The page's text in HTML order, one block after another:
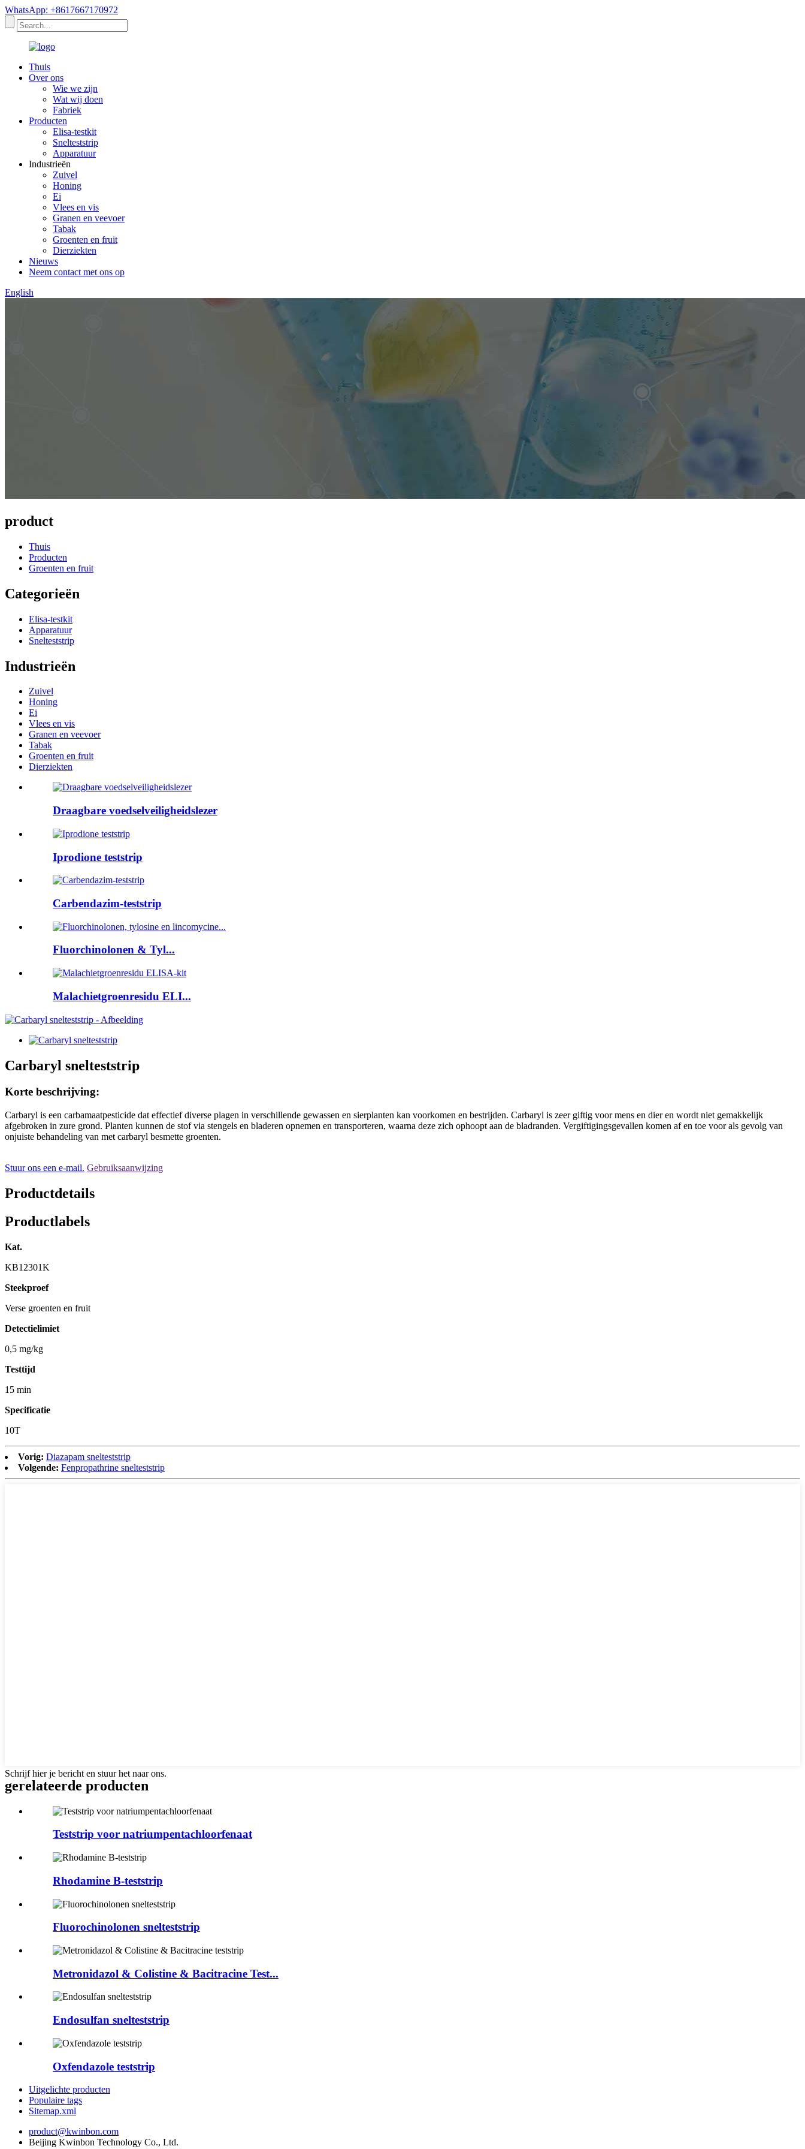
WhatsApp: +8617667170972
Thuis
Over ons
Wie we zijn
Wat wij doen
Fabriek
Producten
Elisa-testkit
Snelteststrip
Apparatuur
Industrieën
Zuivel
Honing
Ei
Vlees en vis
Granen en veevoer
Tabak
Groenten en fruit
Dierziekten
Nieuws
Neem contact met ons op
English
product
Thuis
Producten
Groenten en fruit
Categorieën
Elisa-testkit
Apparatuur
Snelteststrip
Industrieën
Zuivel
Honing
Ei
Vlees en vis
Granen en veevoer
Tabak
Groenten en fruit
Dierziekten
Draagbare voedselveiligheidslezer
Iprodione teststrip
Carbendazim-teststrip
Fluorchinolonen & Tyl...
Malachietgroenresidu ELI...
Carbaryl snelteststrip
Korte beschrijving:
Carbaryl is een carbamaatpesticide dat effectief diverse plagen in verschillende gewassen en sierplanten kan voorkomen en bestrijden. Carbaryl is zeer giftig voor mens en dier en wordt niet gemakkelijk
afgebroken in zure grond. Planten kunnen de stof via stengels en bladeren opnemen en transporteren, waarna deze zich ophoopt aan de bladranden. Vergiftigingsgevallen komen af ​​en toe voor als gevolg van
onjuiste behandeling van met carbaryl besmette groenten.
Stuur ons een e-mail. Gebruiksaanwijzing
Productdetails
Productlabels
Kat.
KB12301K
Steekproef
Verse groenten en fruit
Detectielimiet
0,5 mg/kg
Testtijd
15 min
Specificatie
10T
Vorig: Diazapam snelteststrip
Volgende: Fenpropathrine snelteststrip
Schrijf hier je bericht en stuur het naar ons.
gerelateerde producten
Teststrip voor natriumpentachloorfenaat
Rhodamine B-teststrip
Fluorochinolonen snelteststrip
Metronidazol & Colistine & Bacitracine Test...
Endosulfan snelteststrip
Oxfendazole teststrip
Uitgelichte producten
Populaire tags
Sitemap.xml
product@kwinbon.com
Beijing Kwinbon Technology Co., Ltd.